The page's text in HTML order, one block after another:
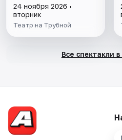
24 ноября 2026 •
вторник
Театр на Трубной
Все спектакли